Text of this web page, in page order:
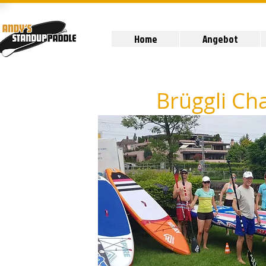
Home Angebot
Brüggli